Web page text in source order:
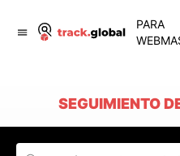
PARA
SEGUIMIENTO